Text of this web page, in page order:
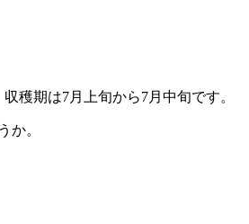
穫期は7月上旬から7月中旬です。
か。